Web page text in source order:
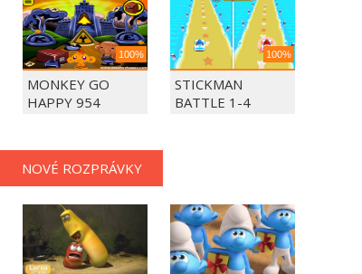
100%
MONKEY GO
HAPPY 954
100%
STICKMAN
BATTLE 1-4
NOVÉ ROZPRÁVKY